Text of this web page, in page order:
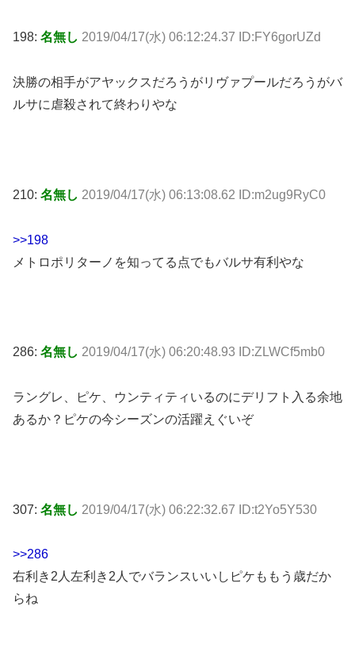
198: 名無し 2019/04/17(水) 06:12:24.37 ID:FY6gorUZd
決勝の相手がアヤックスだろうがリヴァプールだろうがバ
ルサに虐殺されて終わりやな
210: 名無し 2019/04/17(水) 06:13:08.62 ID:m2ug9RyC0
>>198
メトロポリターノを知ってる点でもバルサ有利やな
286: 名無し 2019/04/17(水) 06:20:48.93 ID:ZLWCf5mb0
ラングレ、ピケ、ウンティティいるのにデリフト入る余地
あるか？ピケの今シーズンの活躍えぐいぞ
307: 名無し 2019/04/17(水) 06:22:32.67 ID:t2Yo5Y530
>>286
右利き2人左利き2人でバランスいいしピケももう歳だか
らね